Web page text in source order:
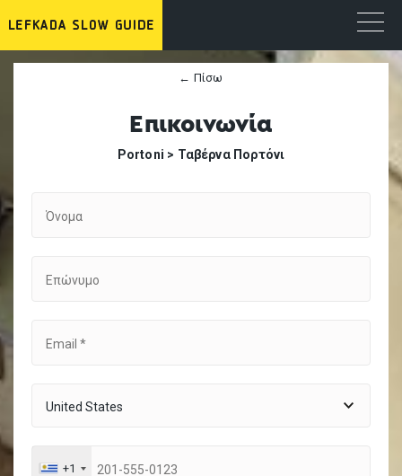
← Πίσω
Επικοινωνία
Portoni > Ταβέρνα Πορτόνι
+1